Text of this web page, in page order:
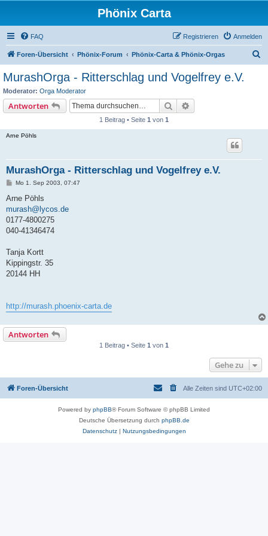
Phönix Carta
FAQ Anmelden
Registrieren
Foren-Übersicht Phönix-Forum Phönix-Carta & Phönix-Orgas
MurashOrga - Ritterschlag und Vogelfrey e.V.
Moderator: Orga Moderator
Antworten Suche
1 Beitrag • Seite 1 von 1
Arne Pöhls
MurashOrga - Ritterschlag und Vogelfrey e.V.
B
i
r
a
Mo 1. Sep 2003, 07:47
Arne Pöhls
murash@lycos.de
0177-4800275
040-41346474
Tanja Kortt
Kippingstr. 35
20144 HH
http://murash.phoenix-carta.de
Antworten
1 Beitrag • Seite 1 von 1
Gehe zu
Foren-Übersicht Alle Zeiten sind UTC+02:00
Powered by phpBB® Forum Software © phpBB Limited
Deutsche Übersetzung durch phpBB.de
Datenschutz| Nutzungsbedingungen